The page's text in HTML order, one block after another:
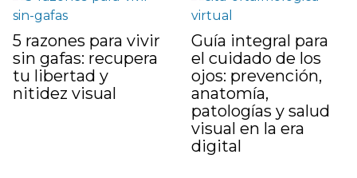
5 razones para vivir
sin gafas: recupera
tu libertad y
nitidez visual
Guía integral para
el cuidado de los
ojos: prevención,
anatomía,
patologías y salud
visual en la era
digital